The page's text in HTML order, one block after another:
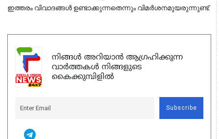
ഇത്തരം വിവാദങ്ങൾ ഉണ്ടാക്കുന്നതെന്നും വിമർശനമുയരുന്നുണ്ട്.
നിങ്ങൾ അറിയാൻ ആഗ്രഹിക്കുന്ന
വാർത്തകൾ നിങ്ങളുടെ
കൈക്കുമ്പിളിൽ
Subscribe